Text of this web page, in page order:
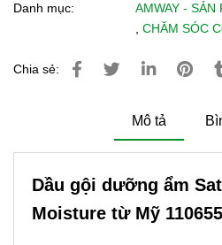
Danh mục:
AMWAY -
,CHĂM SÓC
Chia sẻ:
Mô tả
Dầu gội dưỡng ẩm
Moisture từ Mỹ 110655